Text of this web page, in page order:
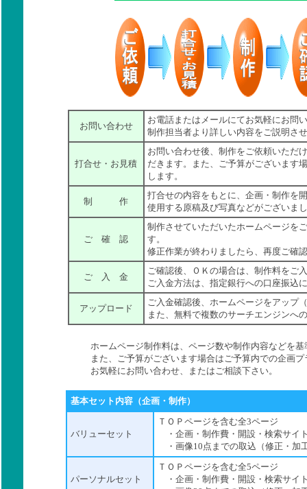
お問い合わせ
お電話またはメールにてお気軽にお問
制作担当者より詳しい内容をご説明さ
打合せ・お見積
お問い合わせ後、制作をご依頼いただ
だきます。また、ご予算がございます
します。
制 作
打合せの内容をもとに、企画・制作を
使用する原稿及び写真などがございま
ご 確 認
制作させていただいたホームページを
す。
修正作業が終わりましたら、再度ご確
ご 入 金
ご確認後、ＯＫの場合は、制作料をご
ご入金方法は、指定銀行への口座振込
アップロード
ご入金確認後、ホームページをアップ
また、無料で複数のサーチエンジンへ
ホームページ制作料は、ページ数や制作内容などを
また、ご予算がございます場合はご予算内での企画
お気軽にお問い合わせ、またはご相談下さい。
基本セット内容（企画・制作）
バリューセット
ＴＯＰページを含む全3ページ
・企画・制作費・開設・検索サイ
・画像10点までの取込（修正・加
パーソナルセット
ＴＯＰページを含む全5ページ
・企画・制作費・開設・検索サイ